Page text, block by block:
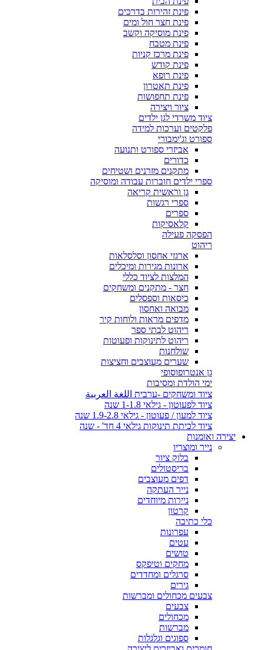
פינת זהירות בדרכים
פינת חצר חול ומים
פינת מוסיקה וקשב
פינת מטבח
פינת מרכז קניות
פינת קודש
פינת רופא
פינת תאטרון
פינת תחפושות
ציור ויצירה
ציוד משרדי לגן ילדים
פלקטים וערכות למידה
ספורט וג'ימבורי
אביזרי ספורט ותנועה
כדורים
מתקנים מזרנים ושטיחים
ספרי ילדים חוברות עבודה ומוסיקה
גן וראשית קריאה
ספרי רגשות
ספרים
קלאסיקות
הפסקה פעילה
ריהוט
ארגזי אחסון וסלסלאות
ארונות מגירות ומיכלים
המלצות לציוד כללי
חצר - מתקנים ומשחקים
כיסאות וספסלים
מבואה ואחסון
מדפים מראות ולוחות קיר
ריהוט לבתי ספר
ריהוט לתינוקות ופעוטות
שולחנות
שערים מעוצבים וחציצות
גן אנטרופוסופי
ימי הולדת ומסיבות
ציוד ומשחקים -ערבית اللغة العربية
ציוד לפעוטון - גילאי 1-1.8 שנה
ציוד למעון / פעוטון - גילאי 1.9-2.8 שנה
ציוד לכיתת תינוקות גילאי 4 חד' - שנה
יצירה ואומנות
נייר ומוצריו
בלוק ציור
בריסטולים
דפים מעוצבים
נייר העתקה
ניירות מיוחדים
קרטון
כלי כתיבה
עפרונות
עטים
טושים
מחקים וטיפקס
סרגלים ומחדדים
גירים
צבעים מכחולים ומברשות
צבעים
מכחולים
מברשות
ספוגים וגלגלות